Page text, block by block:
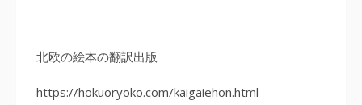
北欧の絵本の翻訳出版
https://hokuoryoko.com/kaigaiehon.html